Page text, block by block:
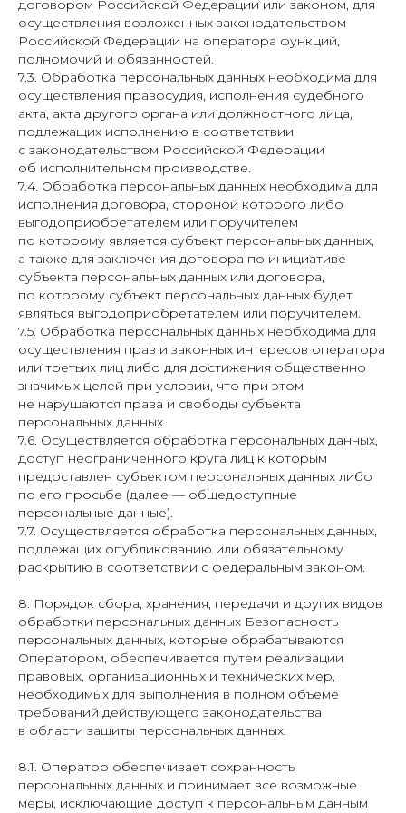
договором Российской Федерации или законом, для
осуществления возложенных законодательством
Российской Федерации на оператора функций,
полномочий и обязанностей.
7.3. Обработка персональных данных необходима для
осуществления правосудия, исполнения судебного
акта, акта другого органа или должностного лица,
подлежащих исполнению в соответствии
с законодательством Российской Федерации
об исполнительном производстве.
7.4. Обработка персональных данных необходима для
исполнения договора, стороной которого либо
выгодоприобретателем или поручителем
по которому является субъект персональных данных,
а также для заключения договора по инициативе
субъекта персональных данных или договора,
по которому субъект персональных данных будет
являться выгодоприобретателем или поручителем.
7.5. Обработка персональных данных необходима для
осуществления прав и законных интересов оператора
или третьих лиц либо для достижения общественно
значимых целей при условии, что при этом
не нарушаются права и свободы субъекта
персональных данных.
7.6. Осуществляется обработка персональных данных,
доступ неограниченного круга лиц к которым
предоставлен субъектом персональных данных либо
по его просьбе (далее — общедоступные
персональные данные).
7.7. Осуществляется обработка персональных данных,
подлежащих опубликованию или обязательному
раскрытию в соответствии с федеральным законом.
8. Порядок сбора, хранения, передачи и других видов
обработки персональных данных Безопасность
персональных данных, которые обрабатываются
Оператором, обеспечивается путем реализации
правовых, организационных и технических мер,
необходимых для выполнения в полном объеме
требований действующего законодательства
в области защиты персональных данных.
8.1. Оператор обеспечивает сохранность
персональных данных и принимает все возможные
меры, исключающие доступ к персональным данным